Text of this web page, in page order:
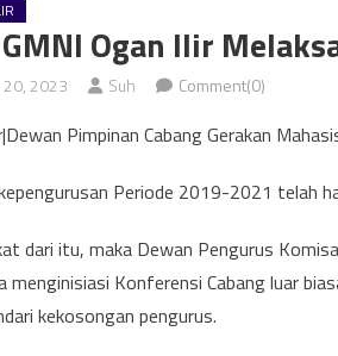
GMNI Ogan Ilir
2023 Suh Comment(0)
Pimpinan Cabang Gerakan
Periode 2019-2021 telah
dari itu, maka Dewan Pengurus
menginisiasi Konferensi Cabang luar
kekosongan pengurus.